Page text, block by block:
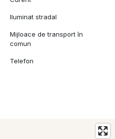
Iluminat stradal
Mijloace de transport în
comun
Telefon